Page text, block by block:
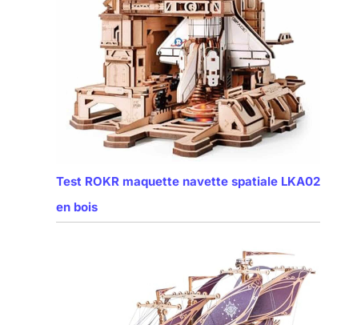
Test ROKR maquette navette spatiale LKA02
en bois